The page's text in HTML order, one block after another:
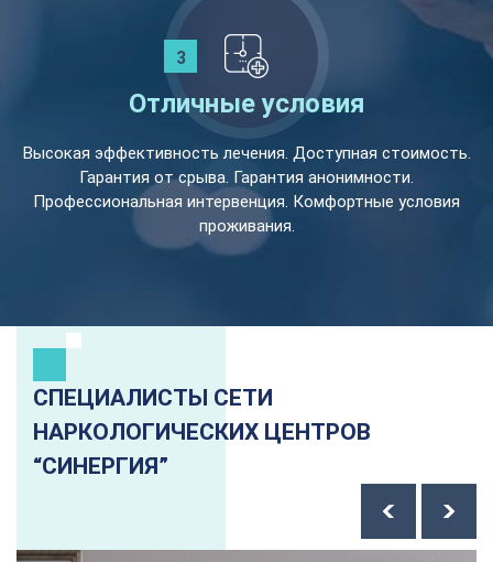
Отличные условия
Высокая эффективность лечения. Доступная стоимость.
Гарантия от срыва. Гарантия анонимности.
Профессиональная интервенция. Комфортные условия
проживания.
СПЕЦИАЛИСТЫ СЕТИ
НАРКОЛОГИЧЕСКИХ ЦЕНТРОВ
“СИНЕРГИЯ”